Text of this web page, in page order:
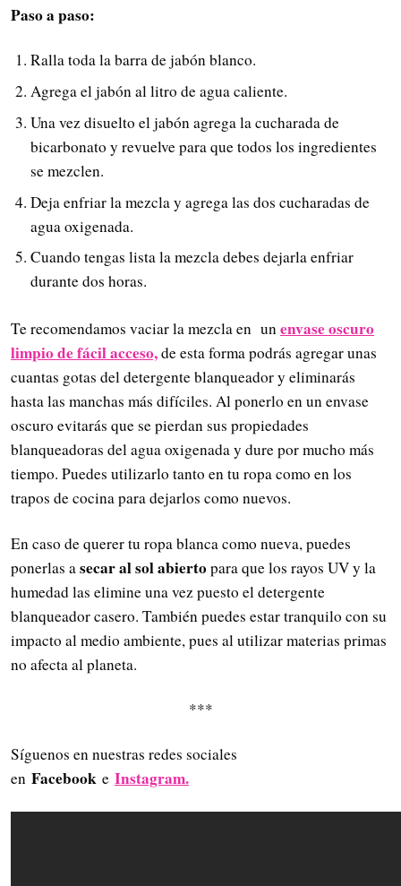
Paso a paso:
Ralla toda la barra de jabón blanco.
Agrega el jabón al litro de agua caliente.
Una vez disuelto el jabón agrega la cucharada de
bicarbonato y revuelve para que todos los ingredientes
se mezclen.
Deja enfriar la mezcla y agrega las dos cucharadas de
agua oxigenada.
Cuando tengas lista la mezcla debes dejarla enfriar
durante dos horas.
Te recomendamos vaciar la mezcla en unenvase oscuro
limpio de fácil acceso,de esta forma podrás agregar unas
cuantas gotas del detergente blanqueador y eliminarás
hasta las manchas más difíciles. Al ponerlo en un envase
oscuro evitarás que se pierdan sus propiedades
blanqueadoras del agua oxigenada y dure por mucho más
tiempo. Puedes utilizarlo tanto en tu ropa como en los
trapos de cocina para dejarlos como nuevos.
En caso de querer tu ropa blanca como nueva, puedes
ponerlas asecar al sol abiertopara que los rayos UV y la
humedad las elimine una vez puesto el detergente
blanqueador casero. También puedes estar tranquilo con su
impacto al medio ambiente, pues al utilizar materias primas
no afecta al planeta.
***
Síguenos en nuestras redes sociales
en Facebook e Instagram.